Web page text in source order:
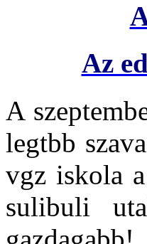
Az
A
legtbb
vgz iskola a
sulibuli